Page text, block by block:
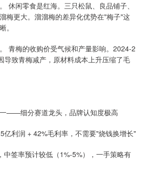
休闲零食是红海。三只松鼠、良品铺子、
更大。溜溜梅的差异化优势在"梅子"这
。
青梅的收购价受气候和产量影响。2024-2
导致青梅减产，原材料成本上升压缩了毛
——细分赛道龙头，品牌认知度极高
亿利润 + 42%毛利率，不需要"烧钱换增长"
中签率预计较低（1%-5%），一手策略有